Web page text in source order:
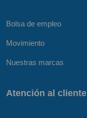
Bolsa de empleo
Movimiento
Nuestras marcas
Atención al cliente